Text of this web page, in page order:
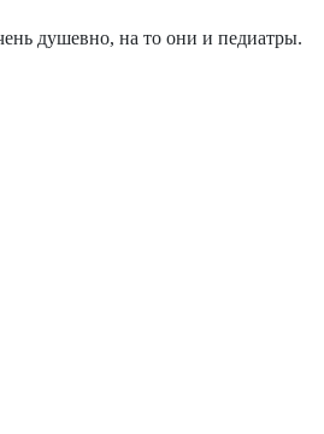
душевно, на то они и педиатры.